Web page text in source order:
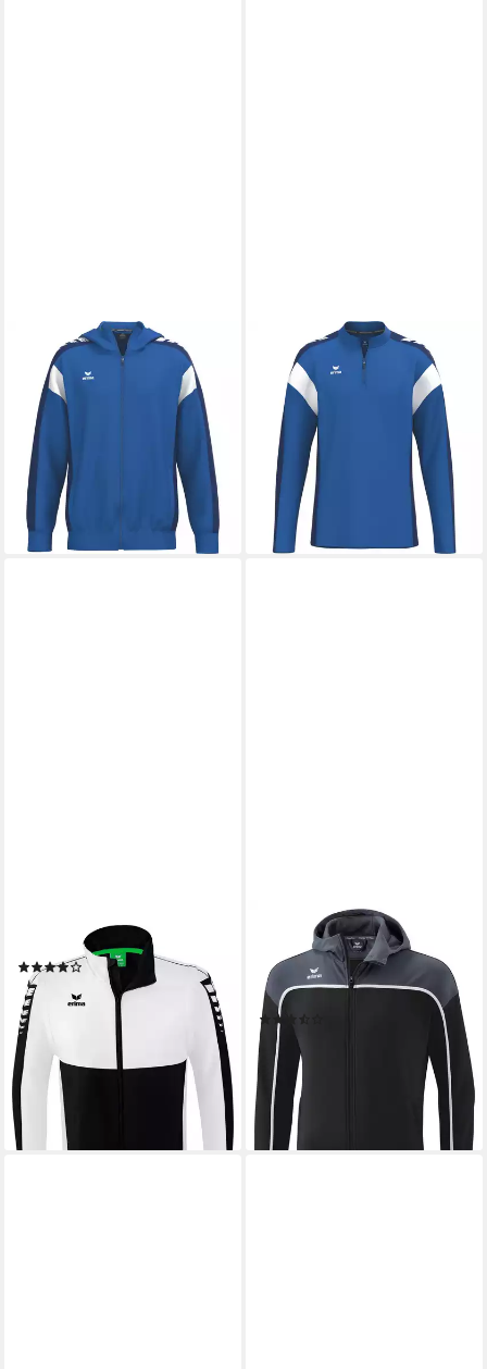
Trainingsjacke erima Herren
Trainingsjacke CELEBRATE
125 Training Jacket
ab 46,47 €
-28%
leider ausverkauft
Langarmshirt erima Unisex
Trainingstop CELEBRATE 125
Training Top
ab 25,00 €
49,99 €
-50%
lieferbar - in 3-4 Werktagen bei dir
Funktionsjacke
(1)
ab 69,99 € UVP99,99 €
-30%
lieferbar - in 3-4 Werktagen bei dir
Trainingsjacke CHANGE by
erima Trainingsjacke mit
Kapuze Herren
ab 53,88 €
-23%
lieferbar - in 3-4 Werktagen bei dir